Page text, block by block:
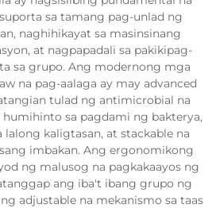
sa tamang pag-unlad ng
naghihikayat sa masinsinang
at nagpapadali sa pakikipag-
sa grupo. Ang modernong mga
na pag-aalaga ay may advanced
tulad ng antimicrobial na
humihinto sa pagdami ng bakterya,
lalong kaligtasan, at stackable na
imbakan. Ang ergonomikong
ng malusog na pagkakaayos ng
ang iba't ibang grupo ng
adjustable na mekanismo sa taas